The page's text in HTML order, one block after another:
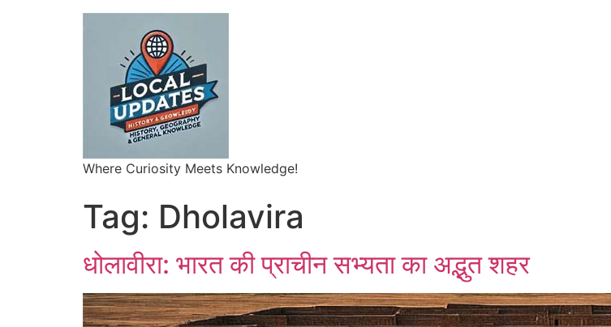
Where Curiosity Meets Knowledge!
Tag: Dholavira
धोलावीरा: भारत की प्राचीन सभ्यता का अद्भुत शहर